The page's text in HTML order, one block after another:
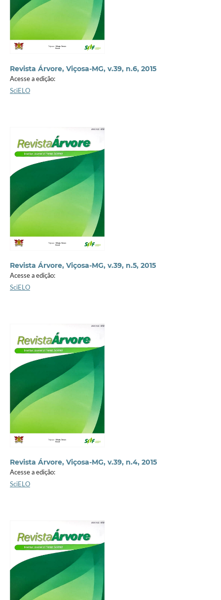
Revista Árvore, Viçosa-MG, v.39, n.6, 2015
Acesse a edição:
SciELO
Revista Árvore, Viçosa-MG, v.39, n.5, 2015
Acesse a edição:
SciELO
Revista Árvore, Viçosa-MG, v.39, n.4, 2015
Acesse a edição:
SciELO